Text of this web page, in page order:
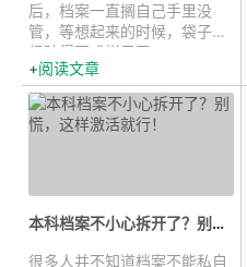
后，档案一直搁自己手里没
管，等想起来的时候，袋子已
经破得不成样子了。...
阅读文章
本科档案不小心拆开了？别慌，这样激...
很多人并不知道档案不能私自